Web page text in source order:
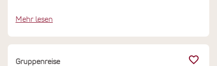
Mehr lesen
Gruppenreise